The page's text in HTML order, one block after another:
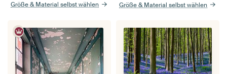
Größe & Material selbst wählen Größe & Material selbst wählen